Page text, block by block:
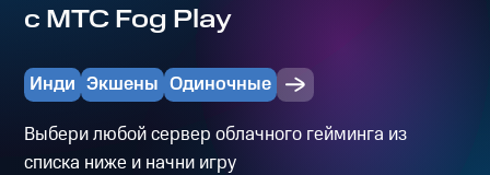
с МТС Fog Play
Инди Экшены Одиночные
Выбери любой сервер облачного гейминга из
списка ниже и начни игру